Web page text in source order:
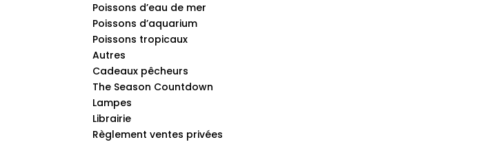
Poissons d’eau de mer
Poissons d’aquarium
Poissons tropicaux
Autres
Cadeaux pêcheurs
The Season Countdown
Lampes
Librairie
Règlement ventes privées